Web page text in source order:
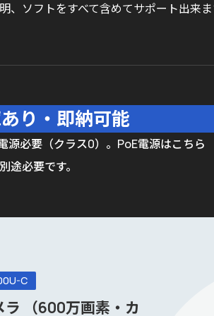
、ソフトをすべて含めてサポート出来
り・即納可能
源必要（クラス0）。PoE電源はこちら
途必要です。
C
ラ （600万画素・カ